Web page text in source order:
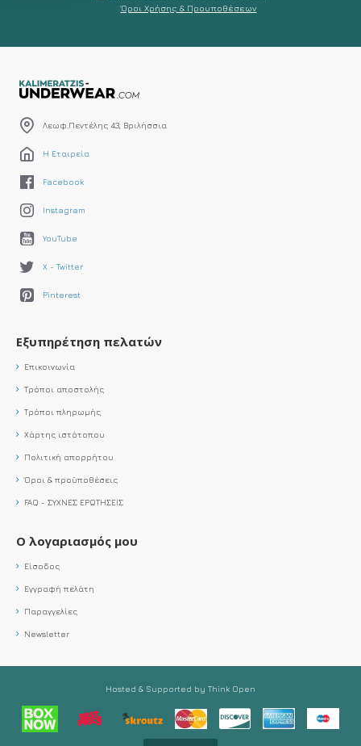
Όροι Χρήσης & Προυποθέσεων
Λεωφ.Πεντέλης 43, Βριλήσσια
Η Εταιρεία
Facebook
Instagram
YouTube
X - Twitter
Pinterest
Εξυπηρέτηση πελατών
Επικοινωνία
Τρόποι αποστολής
Τρόποι πληρωμής
Χάρτης ιστότοπου
Πολιτική απορρήτου
Όροι & προϋποθέσεις
FAQ - ΣΥΧΝΕΣ ΕΡΩΤΗΣΕΙΣ
Ο λογαριασμός μου
Είσοδος
Εγγραφή πελάτη
Παραγγελίες
Newsletter
Hosted & Supported by Think Open